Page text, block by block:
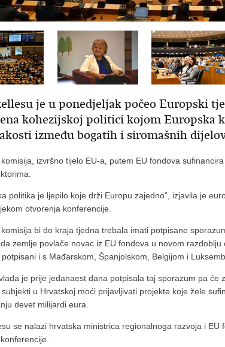
je u ponedjeljak počeo Europski
kohezijskoj politici kojom Europska
između bogatih i siromašnih
izvršno tijelo EU-a, putem EU fondova
politika je ljepilo koje drži Europu zajedno”, izjavila je
otvorenja konferencije.
bi do kraja tjedna trebala imati potpisane
zemlje povlače novac iz EU fondova u novom
i s Mađarskom, Španjolskom, Belgijom i
je prije jedanaest dana potpisala taj sporazum pa će
u Hrvatskoj moći prijavljivati projekte koje žele
devet milijardi eura.
se nalazi hrvatska ministrica regionalnoga razvoja i